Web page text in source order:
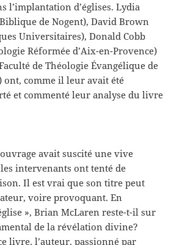
l’implantation d’églises. Lydia
de Nogent), David Brown
Universitaires), Donald Cobb
Réformée d’Aix-en-Provence)
de Théologie Évangélique de
ont, comme il leur avait été
et commenté leur analyse du livre
avait suscité une vive
intervenants ont tenté de
Il est vrai que son titre peut
voire provoquant. En
», Brian McLaren reste-t-il sur
de la révélation divine?
livre, l’auteur, passionné par